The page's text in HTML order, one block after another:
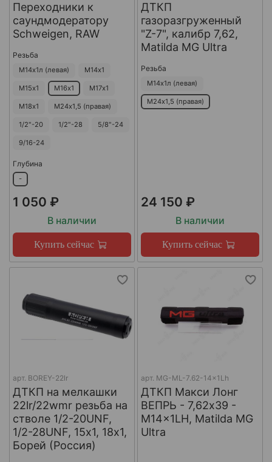
Переходники к
саундмодератору
Schweigen, RAW
Резьба
М14х1л (левая) М14х1
М15х1 М16х1 М17х1
М18х1 М24х1,5 (правая)
1/2"-20 1/2"-28 5/8"-24
9/16-24
Глубина
-
1 050 ₽
В наличии
Купить сейчас
ДТКП
газоразгруженный
"Z-7", калибр 7,62,
Matilda MG Ultra
Резьба
М14х1л (левая)
М24х1,5 (правая)
24 150 ₽
В наличии
Купить сейчас
арт. BOREY-22lr
ДТКП на мелкашки
22lr/22wmr резьба на
стволе 1/2-20UNF,
1/2-28UNF, 15х1, 18х1,
Борей (Россия)
арт. MG-ML-7.62-14x1Lh
ДТКП Макси Лонг
ВЕПРЬ - 7,62x39 -
M14x1LH, Matilda MG
Ultra